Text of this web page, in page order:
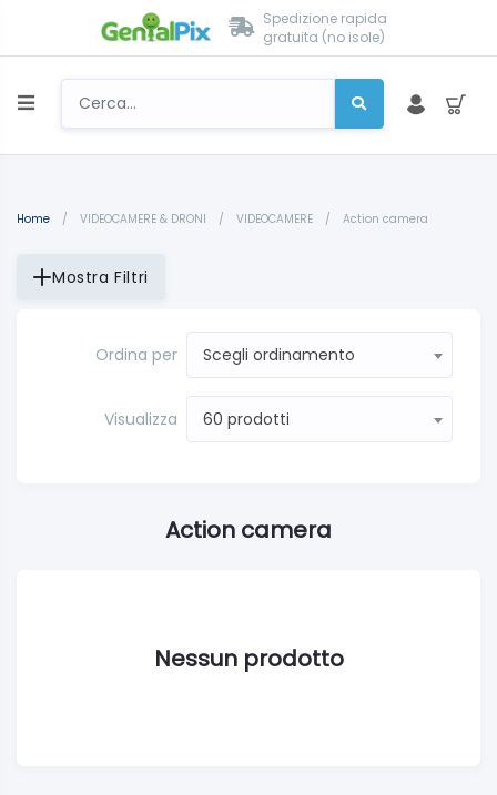
Spedizione rapida
gratuita (no isole)
Home / VIDEOCAMERE & DRONI / VIDEOCAMERE / Action camera
Mostra Filtri
Ordina per Scegli ordinamento
Visualizza 60 prodotti
Action camera
Nessun prodotto